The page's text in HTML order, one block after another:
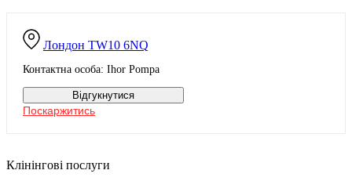
Лондон TW10 6NQ
Контактна особа: Ihor Pompa
Відгукнутися
Поскаржитись
Клінінгові послуги